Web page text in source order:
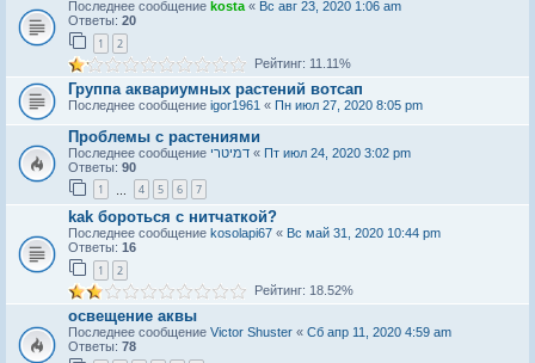
Последнее сообщение kosta « Вс авг 23, 2020 1:06 am
Ответы: 20
1 2
Рейтинг: 11.11%
Группа аквариумных растений вотсап
Последнее сообщение igor1961 « Пн июл 27, 2020 8:05 pm
Проблемы с растениями
Последнее сообщение דמיטרי « Пт июл 24, 2020 3:02 pm
Ответы: 90
1 4 5 6 7
kak бороться с нитчаткой?
Последнее сообщение kosolapi67 « Вс май 31, 2020 10:44 pm
Ответы: 16
1 2
Рейтинг: 18.52%
освещение аквы
Последнее сообщение Victor Shuster « Сб апр 11, 2020 4:59 am
Ответы: 78